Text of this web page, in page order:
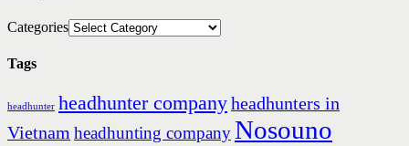
Categories
Tags
headhunter headhunter companyheadhunters in
Vietnam headhunting companyNosouno